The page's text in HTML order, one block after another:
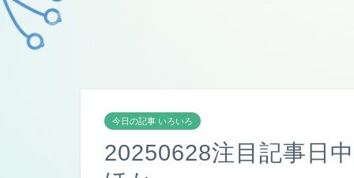
今日の記事 いろいろ
20250628注目記事日